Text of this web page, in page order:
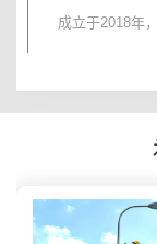
成立于2018年